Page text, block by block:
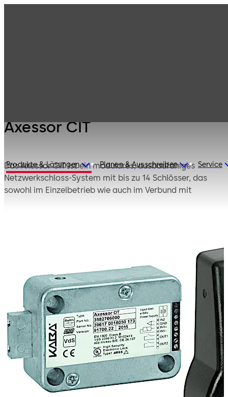
Produkte & Lösungen Planen & Ausschreiben Service
Axessor CIT
Das Axessor CIT ist ein modulares, ausbaufähiges
Netzwerkschloss-System mit bis zu 14 Schlösser, das
sowohl im Einzelbetrieb wie auch im Verbund mit
Im ICS-Modus registriert sich der Benutzer mit seiner
persönlichen ID am Schloss. Das ICS stellt die
Anwesenheit vor Ort sicher und generiert eine
temporäre, personen- und situationsspezifische Einmal-
Frage. Erst nach telefonischer Weiterleitung dieser Frage
an die Einsatzzentrale und Verifizierung der Daten erhält
der Benutzer von der Einsatzzentrale einen Einmalcode
zum Öffnen des Schlosses. Jedes Ereignis wird
aufgezeichnet, um eine maximale Transparenz zu
gewährleisten.